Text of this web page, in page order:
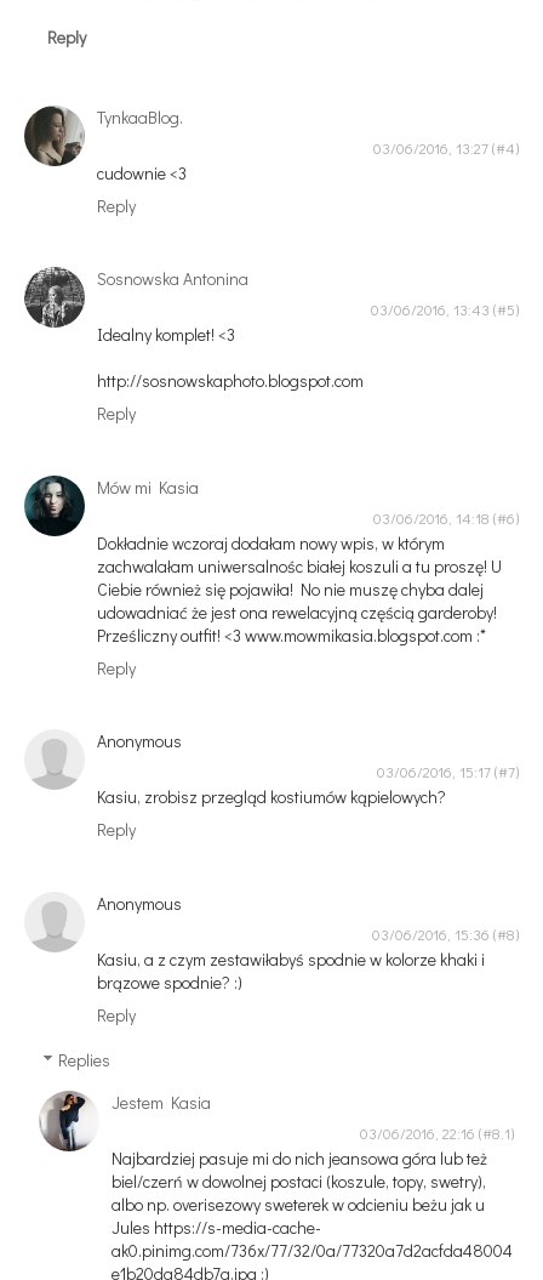
Reply
TynkaaBlog.
03/06/2016, 13:27
cudownie <3
Reply
Sosnowska Antonina
03/06/2016, 13:43
Idealny komplet! <3
http://sosnowskaphoto.blogspot.com
Reply
Mów mi Kasia
03/06/2016, 14:18
Dokładnie wczoraj dodałam nowy wpis, w którym
zachwalałam uniwersalnośc białej koszuli a tu proszę! U
Ciebie również się pojawiła! No nie muszę chyba dalej
udowadniać że jest ona rewelacyjną częścią garderoby!
Prześliczny outfit! <3 www.mowmikasia.blogspot.com :*
Reply
Anonymous
03/06/2016, 15:17
Kasiu, zrobisz przegląd kostiumów kąpielowych?
Reply
Anonymous
03/06/2016, 15:36
Kasiu, a z czym zestawiłabyś spodnie w kolorze khaki i
brązowe spodnie? :)
Reply
Replies
Jestem Kasia
03/06/2016, 22:16
Najbardziej pasuje mi do nich jeansowa góra lub też
biel/czerń w dowolnej postaci (koszule, topy, swetry),
albo np. overisezowy sweterek w odcieniu beżu jak u
Jules https://s-media-cache-
ak0.pinimg.com/736x/77/32/0a/77320a7d2acfda48004
e1b20da84db7a.jpg :)